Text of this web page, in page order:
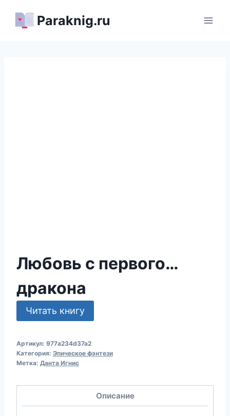
Paraknig.ru
Любовь с первого…
дракона
Читать книгу
Артикул: 977a234d37a2
Категория: Эпическое фэнтези
Метка: Данта Игнис
Описание